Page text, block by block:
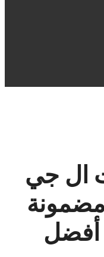
ال جي
أفضل